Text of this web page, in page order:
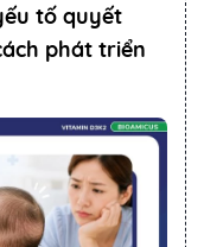
tố quyết
phát triển